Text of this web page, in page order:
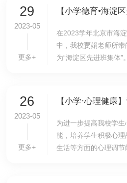
29
2023-05
更多+
在2023学年北京市海
中，我校贾娟老师所
为“海淀区先进班集体”
26
2023-05
更多+
为进一步提高我校学
能，培养学生积极心理
生活等方面的心理调